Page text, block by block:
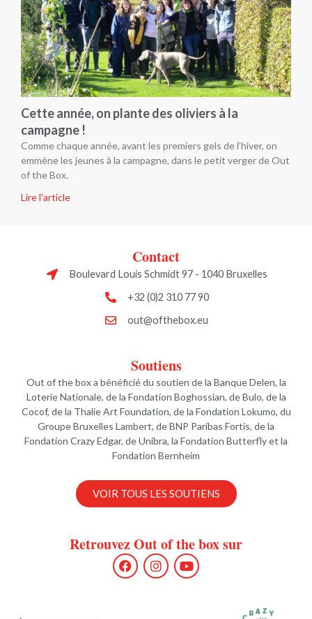
Cette année, on plante des oliviers à la
campagne !
Comme chaque année, avant les premiers gels de l’hiver, on
emmène les jeunes à la campagne, dans le petit verger de Out
of the Box.
Lire l'article
Contact
Boulevard Louis Schmidt 97 - 1040 Bruxelles
+32 (0)2 310 77 90
out@ofthebox.eu
Soutiens
Out of the box a bénéficié du soutien de la Banque Delen, la
Loterie Nationale, de la Fondation Boghossian, de Bulo, de la
Cocof, de la Thalie Art Foundation, de la Fondation Lokumo, du
Groupe Bruxelles Lambert, de BNP Paribas Fortis, de la
Fondation Crazy Edgar, de Unibra, la Fondation Butterfly et la
Fondation Bernheim
VOIR TOUS LES SOUTIENS
Retrouvez Out of the box sur
F
a
c
I
n
s
Y
o
u